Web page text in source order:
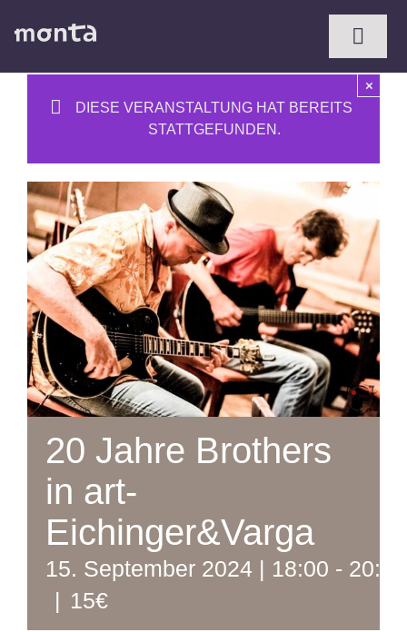
Inhalt
DIESE VERANSTALTUNG HAT BEREITS
STATTGEFUNDEN.
×
20 Jahre Brothers
in art-
Eichinger&Varga
15. September 2024 | 18:00 - 20:00
| 15€